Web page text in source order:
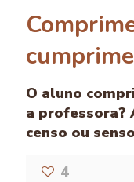
O aluno
a professora?
censo ou
4